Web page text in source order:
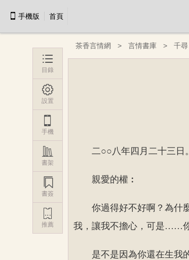
手機版 首頁
茶香言情網 言情書庫 千尋
二○○八年四月二十三日。
親愛的權︰
你過得好不好啊？為什
我，讓我不擔心，可是……
是不是因為你還在生我

目錄

設置
手機

書架

書簽

推薦